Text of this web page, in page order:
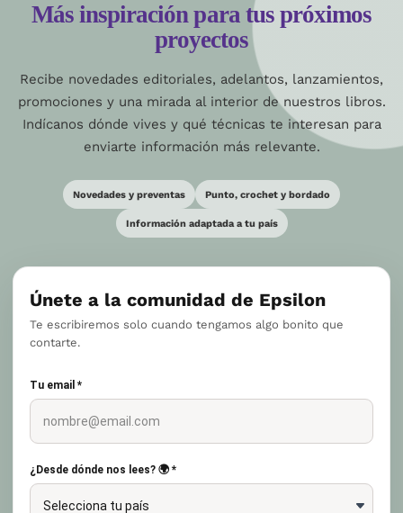
Más inspiración para tus próximos
proyectos
Recibe novedades editoriales, adelantos, lanzamientos,
promociones y una mirada al interior de nuestros libros.
Indícanos dónde vives y qué técnicas te interesan para
enviarte información más relevante.
Novedades y preventas Punto, crochet y bordado
Información adaptada a tu país
Únete a la comunidad de Epsilon
Te escribiremos solo cuando tengamos algo bonito que
contarte.
Tu email *
¿Desde dónde nos lees? 🌍 *